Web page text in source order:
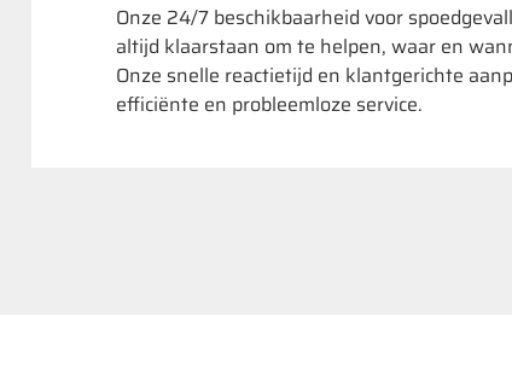
Onze 24/7 beschikbaarheid voor
altijd klaarstaan om te helpen, waar en
Onze snelle reactietijd en klantgerichte
efficiënte en probleemloze service.